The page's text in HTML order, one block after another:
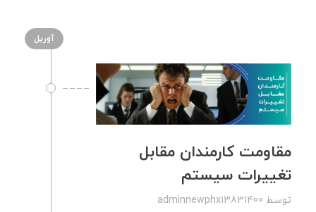
آوریل
مقاومت کارمندان مقابل
تغییرات سیستم
توسط adminnewphx13831400